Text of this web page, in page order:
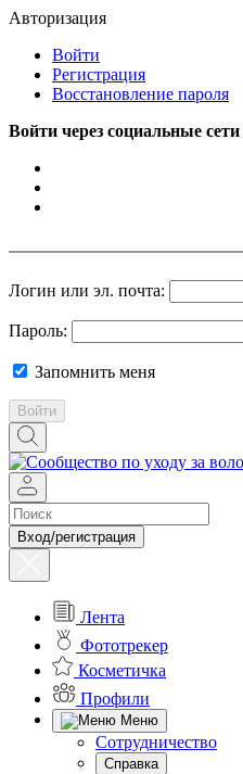
Авторизация
Войти
Регистрация
Восстановление пароля
Войти через социальные сети
Логин или эл. почта:
Пароль:
Запомнить меня
Войти
Вход/регистрация
Лента
Фототрекер
Косметичка
Профили
Меню
Сотрудничество
Справка